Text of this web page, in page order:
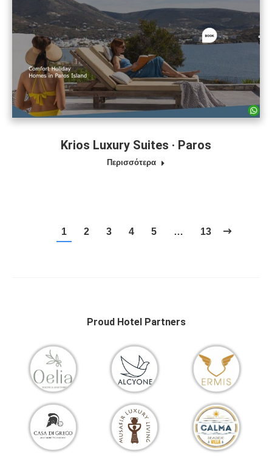
Krios Luxury Suites · Paros
Περισσότερα
1 2 3 4 5 … 13
Proud Hotel Partners